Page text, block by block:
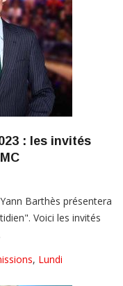
: les invités
Barthès présentera
Voici les invités
, Lundi